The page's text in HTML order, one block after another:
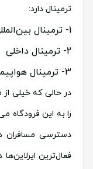
ترمینال دارد:
ترمینال
ترمینال داخلی
ترمینال
در حالی که خیلی
را به این فرودگاه
دسترسی مسافران
فعال‌ترین